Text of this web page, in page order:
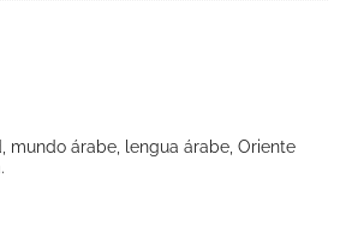
mundo árabe, lengua árabe, Oriente